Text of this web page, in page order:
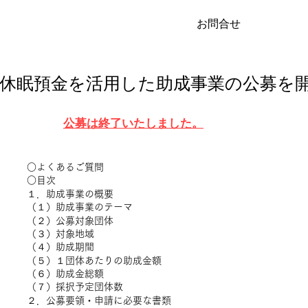
お問合せ
眠預金を活用した助成事業の公募を
公募は終了いたしました。
○よくあるご質問
○目次
１．助成事業の概要
（１）助成事業のテーマ
（２）公募対象団体
（３）対象地域
（４）助成期間
（５）１団体あたりの助成金額
（６）助成金総額
（７）採択予定団体数
２．公募要領・申請に必要な書類